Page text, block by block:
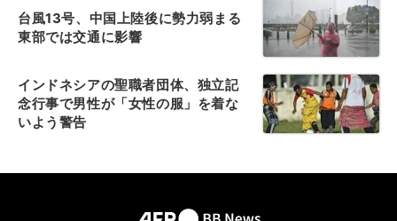
台風13号、中国上陸後に勢力弱まる
東部では交通に影響
インドネシアの聖職者団体、独立記
念行事で男性が「女性の服」を着な
いよう警告